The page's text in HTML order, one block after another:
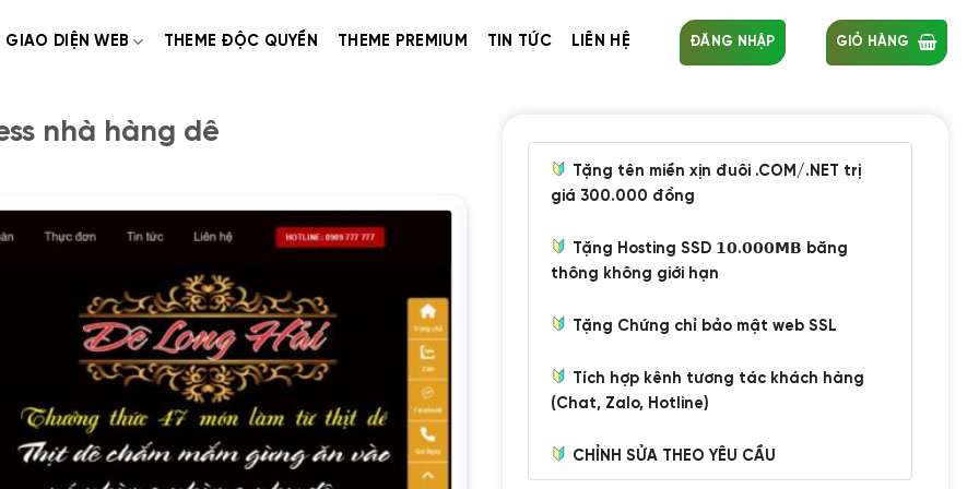
GIAO DIỆN WEB THEME ĐỘC QUYỀN THEME PREMIUM TIN TỨC LIÊN HỆ ĐĂNG NHẬP GIỎ HÀNG
nhà hàng dê
Tặng tên miền xịn đuôi .COM/.NET trị
giá 300.000 đồng
Tặng Hosting SSD 𝟭𝟬.𝟬𝟬𝟬𝗠𝗕 băng
thông không giới hạn
Tặng Chứng chỉ bảo mật web SSL
Tích hợp kênh tương tác khách hàng
(Chat, Zalo, Hotline)
CHỈNH SỬA THEO YÊU CẦU